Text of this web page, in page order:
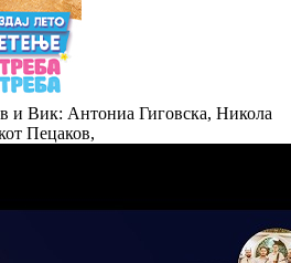
и Вик: Антониа Гиговска, Никола
Пецаков,